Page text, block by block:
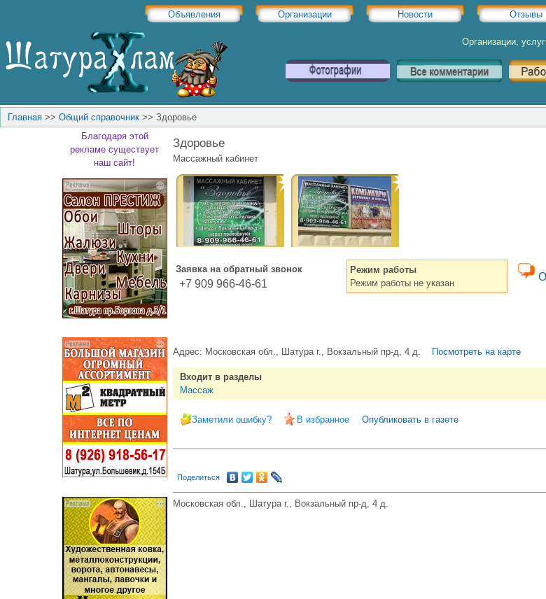
Объявления Организации Новости Отзывы
Организации,
Главная >> Общий справочник >> Здоровье
Благодаря этой
рекламе существует
наш сайт!
Здоровье
Массажный кабинет
Заявка на обратный звонок
+7 909 966-46-61
Режим работы
Режим работы не указан
Адрес: Московская обл., Шатура г., Вокзальный пр-д, 4 д. Посмотреть на карте
Входит в разделы
Массаж
Заметили ошибку? В избранное Опубликовать в газете
Поделиться
Московская обл., Шатура г., Вокзальный пр-д, 4 д.